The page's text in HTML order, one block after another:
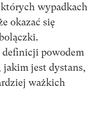
wypadkach
okazać się
definicji powodem
jakim jest dystans,
ważkich